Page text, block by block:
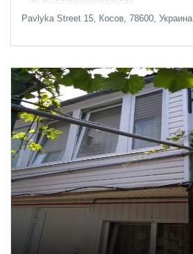
Pavlyka Street 15, Косов, 78600, Украина